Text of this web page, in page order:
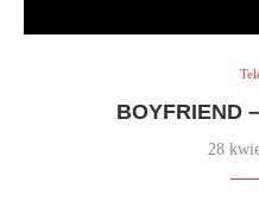
BOYFRIEND
28